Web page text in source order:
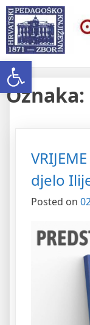
Open toolbar
Skip
to
content
Ogranak
Bjelovar
Oznaka:
djelo
Posted on